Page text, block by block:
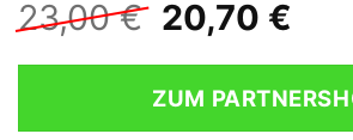
23,00€
Preis
war:
23,00 €
20,70 €
ist:
ZUM